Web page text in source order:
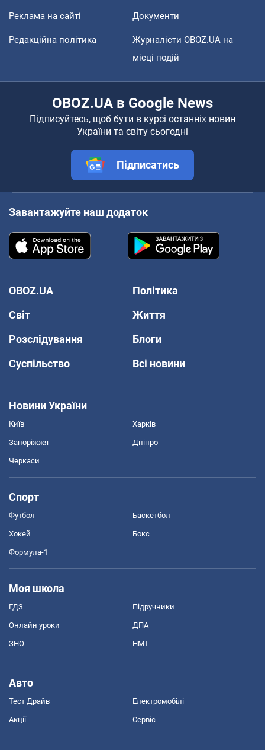
Реклама на сайті Документи
Редакційна політика
Журналісти OBOZ.UA на
місці подій
OBOZ.UA в Google News
Підписуйтесь, щоб бути в курсі останніх новин
України та світу сьогодні
Підписатись
Завантажуйте наш додаток
OBOZ.UA
Політика
Світ
Життя
Розслідування
Блоги
Суспільство
Всі новини
Новини України
Київ Харків
Запоріжжя Дніпро
Черкаси
Спорт
Футбол Баскетбол
Хокей Бокс
Формула-1
Моя школа
ГДЗ Підручники
Онлайн уроки ДПА
ЗНО НМТ
Авто
Тест Драйв Електромобілі
Акції Сервіс